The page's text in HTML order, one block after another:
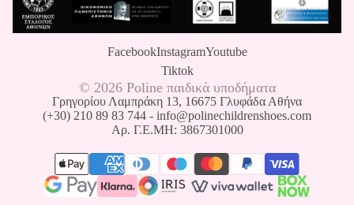
Follow
us
FacebookInstagramYoutube
Tiktok
© 2026 Poline παιδικά υποδήματα
Γρηγορίου Λαμπράκη 13, 16675 Γλυφάδα Αθήνα
(+30) 210 89 83 744 - info@polinechildrenshoes.com
Αρ. Γ.Ε.ΜΗ: 3867301000